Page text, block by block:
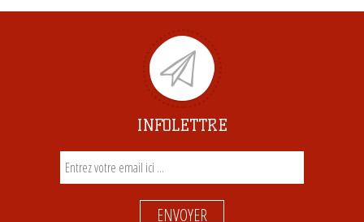
INFOLETTRE
ENVOYER